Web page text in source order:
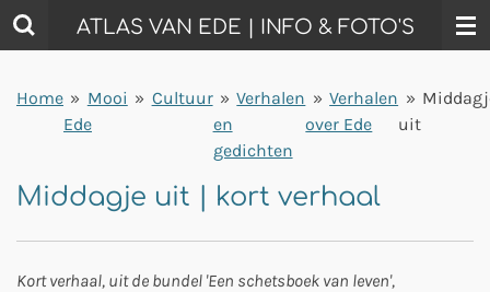
Ga
direct
de
hoofdinhoud
ATLAS VAN EDE | INFO & FOTO'S
Home » Mooi
Ede
» Cultuur » Verhalen
en
gedichten
» Verhalen
over Ede
»
uit
Middagje uit | kort verhaal
Kort verhaal, uit de bundel 'Een schetsboek van leven',